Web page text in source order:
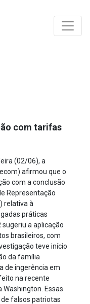
com tarifas
(02/06), a
afirmou que o
com a conclusão
Representação
relativa à
práticas
sugeriu a aplicação
brasileiros, com
teve início
da família
de ingerência em
na recente
Washington. Essas
falsos patriotas